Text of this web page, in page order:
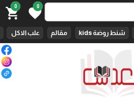
0
favorite
0
shopping_cart
شنط روضة kids مقالم علب الاكل